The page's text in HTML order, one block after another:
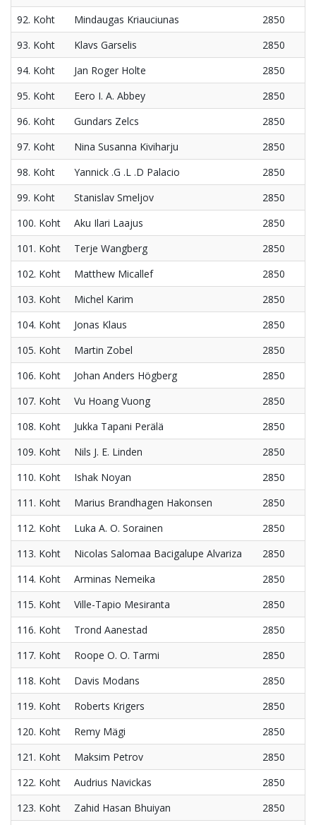
92. Koht
Mindaugas Kriauciunas
2850
93. Koht
Klavs Garselis
2850
94. Koht
Jan Roger Holte
2850
95. Koht
Eero I. A. Abbey
2850
96. Koht
Gundars Zelcs
2850
97. Koht
Nina Susanna Kiviharju
2850
98. Koht
Yannick .G .L .D Palacio
2850
99. Koht
Stanislav Smeljov
2850
100. Koht
Aku Ilari Laajus
2850
101. Koht
Terje Wangberg
2850
102. Koht
Matthew Micallef
2850
103. Koht
Michel Karim
2850
104. Koht
Jonas Klaus
2850
105. Koht
Martin Zobel
2850
106. Koht
Johan Anders Högberg
2850
107. Koht
Vu Hoang Vuong
2850
108. Koht
Jukka Tapani Perälä
2850
109. Koht
Nils J. E. Linden
2850
110. Koht
Ishak Noyan
2850
111. Koht
Marius Brandhagen Hakonsen
2850
112. Koht
Luka A. O. Sorainen
2850
113. Koht
Nicolas Salomaa Bacigalupe Alvariza
2850
114. Koht
Arminas Nemeika
2850
115. Koht
Ville-Tapio Mesiranta
2850
116. Koht
Trond Aanestad
2850
117. Koht
Roope O. O. Tarmi
2850
118. Koht
Davis Modans
2850
119. Koht
Roberts Krigers
2850
120. Koht
Remy Mägi
2850
121. Koht
Maksim Petrov
2850
122. Koht
Audrius Navickas
2850
123. Koht
Zahid Hasan Bhuiyan
2850